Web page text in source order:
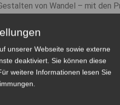
von Wandel – mit den
die innere und äußere
ein noch ist es ein
sich Elemente aus beiden
lassen.
komplexer
unserer Webseite sowie externe
deaktiviert. Sie können diese
weitere Informationen lesen Sie